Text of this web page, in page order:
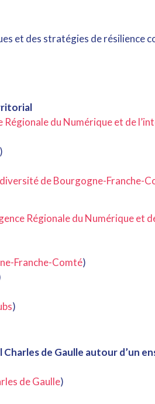
et des stratégies de résilience
Régionale du Numérique et de
)
de Bourgogne-Franche-
Régionale du Numérique et
Franche-Comté)
)
de Gaulle autour d’un
de Gaulle)